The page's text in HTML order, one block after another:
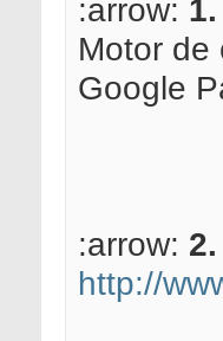
:arrow: 1.
Motor de
Google
:arrow: 2.
http://